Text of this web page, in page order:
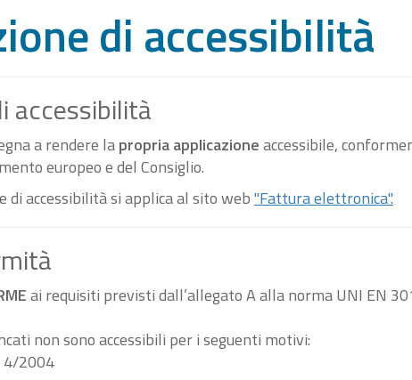
di accessibilità
accessibilità
a rendere lapropria applicazioneaccessibile,
europeo e del Consiglio.
di accessibilità si applica al sito web"Fattura elettronica".
ai requisiti previsti dall’allegato A alla norma UNI EN
non sono accessibili per i seguenti motivi:
4/2004